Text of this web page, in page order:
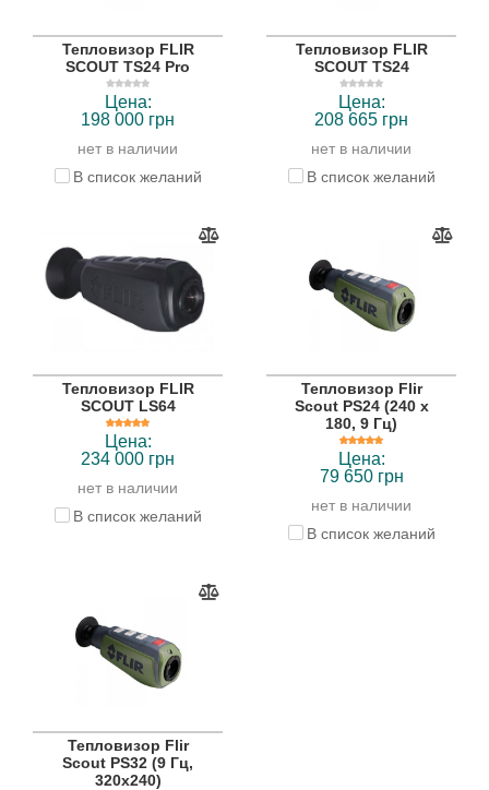
Тепловизор FLIR
SCOUT TS24 Pro
Цена:
198 000 грн
нет в наличии
В список желаний
Тепловизор FLIR
SCOUT TS24
Цена:
208 665 грн
нет в наличии
В список желаний
Тепловизор FLIR
SCOUT LS64
Цена:
234 000 грн
нет в наличии
В список желаний
Тепловизор Flir
Scout PS24 (240 x
180, 9 Гц)
Цена:
79 650 грн
нет в наличии
В список желаний
Тепловизор Flir
Scout PS32 (9 Гц,
320х240)